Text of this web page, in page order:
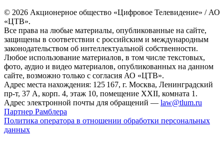
© 2026 Акционерное общество «Цифровое Телевидение» / АО
«ЦТВ».
Все права на любые материалы, опубликованные на сайте,
защищены в соответствии с российским и международным
законодательством об интеллектуальной собственности.
Любое использование материалов, в том числе текстовых,
фото, аудио и видео материалов, опубликованных на данном
сайте, возможно только с согласия АО «ЦТВ».
Адрес места нахождения: 125 167, г. Москва, Ленинградский
пр-т, 37 А, корп. 4, этаж 10, помещение XXII, комната 1.
Адрес электронной почты для обращений — law@tlum.ru
Партнер Рамблера
Политика оператора в отношении обработки персональных
данных